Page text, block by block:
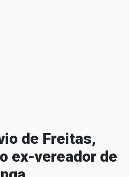
de Freitas,
ex-vereador de